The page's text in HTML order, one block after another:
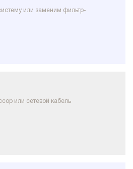
или заменим фильтр-
или сетевой кабель